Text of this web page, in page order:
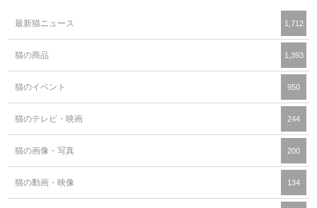
最新猫ニュース 1,712
猫の商品 1,393
猫のイベント 950
猫のテレビ・映画 244
猫の画像・写真 200
猫の動画・映像 134